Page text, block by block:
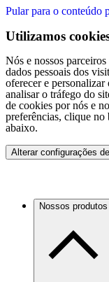
Pular para o conteúdo
Utilizamos
Nós e nossos
dados pessoais dos
oferecer e
analisar o tráfego do
de cookies por nós e
preferências, clique
abaixo.
Alterar configurações
Nossos produtos